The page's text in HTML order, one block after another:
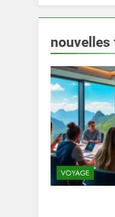
nouvelles
VOYAGE